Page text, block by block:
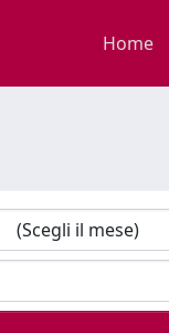
Home